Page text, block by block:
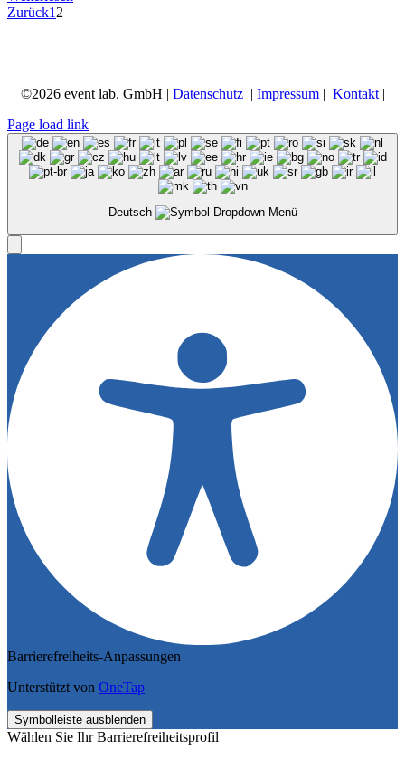
Zurück1 2
©2026 event lab. GmbH | Datenschutz| Impressum| Kontakt|
Page load link
Deutsch
Barrierefreiheits-Anpassungen
Unterstützt von OneTap
Symbolleiste ausblenden
Wählen Sie Ihr Barrierefreiheitsprofil